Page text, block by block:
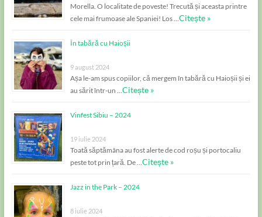
Morella. O localitate de poveste! Trecută și aceasta printre
cele mai frumoase ale Spaniei! Los …Citește »
În tabără cu Haioșii
9 august 2024
Așa le-am spus copiilor, că mergem în tabără cu Haioșii și ei
au sărit într-un …Citește »
Vinfest Sibiu – 2024
19 iulie 2024
Toată săptămâna au fost alerte de cod roșu și portocaliu
peste tot prin țară. De …Citește »
Jazz in the Park – 2024
8 iulie 2024